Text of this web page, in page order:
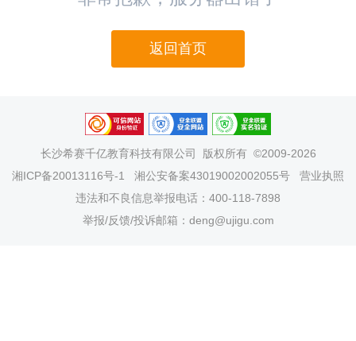
返回首页
长沙希赛千亿教育科技有限公司
版权所有 ©2009-2026
湘ICP备20013116号-1
湘公安备案43019002002055号
营业执照
违法和不良信息举报电话：400-118-7898
举报/反馈/投诉邮箱：deng@ujigu.com